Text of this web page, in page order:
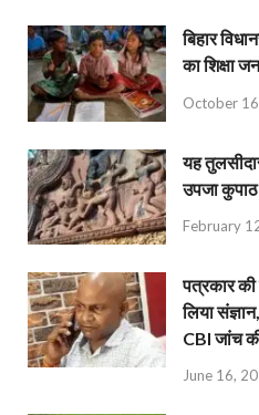
बिहार
का शिक्षा
October
यह
उपजा
February
पत्रकार
लिया
CBI जांच
June 16,